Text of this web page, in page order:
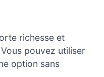
richesse et
pouvez utiliser
option sans